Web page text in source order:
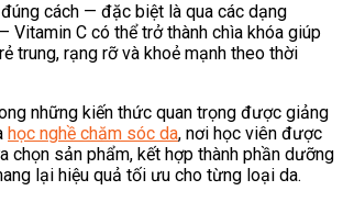
cách — đặc biệt là qua các dạng
Vitamin C có thể trở thành chìa khóa giúp
trung, rạng rỡ và khoẻ mạnh theo thời
những kiến thức quan trọng được giảng
học nghề chăm sóc da, nơi học viên được
chọn sản phẩm, kết hợp thành phần dưỡng
lại hiệu quả tối ưu cho từng loại da.